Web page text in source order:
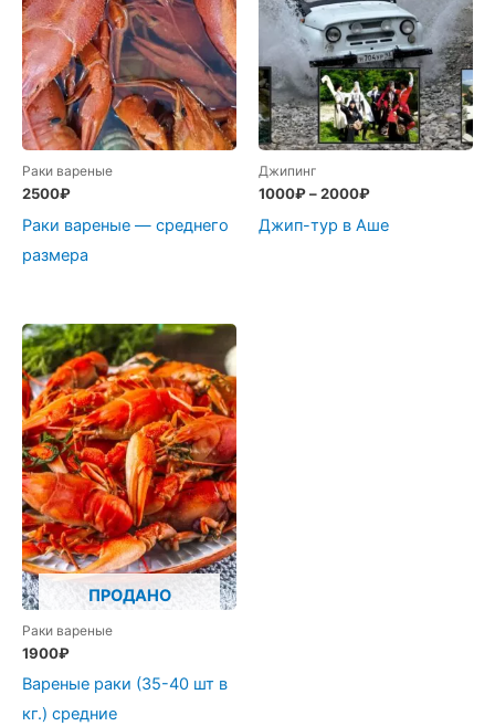
Раки вареные
2500₽
Раки вареные — среднего
размера
Джипинг
1000₽–2000₽
Джип-тур в Аше
ПРОДАНО
Раки вареные
1900₽
Вареные раки (35-40 шт в
кг.) средние